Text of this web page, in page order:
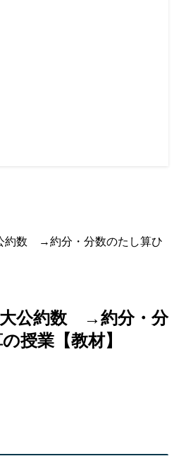
約数 →約分・分数のたし算ひ
大公約数 →約分・分
授業【教材】